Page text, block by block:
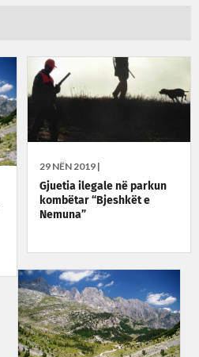
29 NËN 2019 |
Gjuetia ilegale në parkun
kombëtar “Bjeshkët e
Nemuna”